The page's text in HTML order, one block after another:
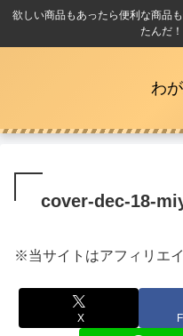
欲しい商品もあったら便利な商品
たんだ
わ
cover-dec-18-
※当サイトはアフィリエ
X